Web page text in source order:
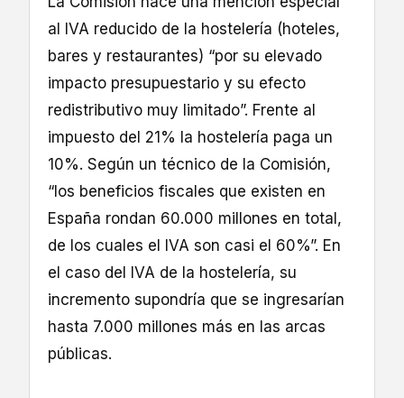
al IVA reducido de la hostelería (hoteles,
bares y restaurantes) “por su elevado
impacto presupuestario y su efecto
redistributivo muy limitado”. Frente al
impuesto del 21% la hostelería paga un
10%. Según un técnico de la Comisión,
“los beneficios fiscales que existen en
España rondan 60.000 millones en total,
de los cuales el IVA son casi el 60%”. En
el caso del IVA de la hostelería, su
incremento supondría que se ingresarían
hasta 7.000 millones más en las arcas
públicas.